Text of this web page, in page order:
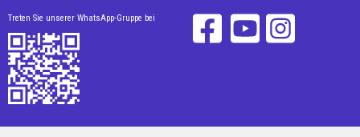
Treten Sie unserer WhatsApp-Gruppe bei